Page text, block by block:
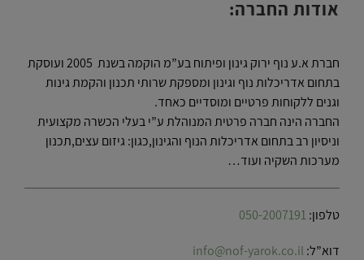
אודות החברה:
חברת א.ע נוף ירוק גינון ופיתוח בע”מ הוקמה בשנת 2005 ועוסקת
בתחום אדריכלות נוף וגינון ומספקת שרותי תכנון והקמת גינות
וגנים ללקוחות פרטיים ומוסדיים כאחד.
החברה הינה חברה פרטית המנוהלת ע”י בעלי הכשרה מקצועית
וניסיון רב בתחום אדריכלות הנוף והגינון,כגון: גיזום עצים,תכנון
מערכות השקיה ועוד…
טלפון:050-2007191
דוא”ל: info@nof-yarok.co.il